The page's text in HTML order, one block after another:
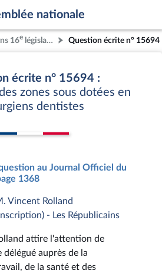
nationale
16e législature Question écrite n° 15694
écrite n° 15694 :
zones sous dotées en
dentistes
au Journal Officiel du
1368
Vincent Rolland
- Les Républicains
attire l'attention de
auprès de la
de la santé et des